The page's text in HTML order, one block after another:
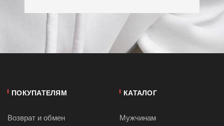
ПОКУПАТЕЛЯМ
Возврат и обмен
КАТАЛОГ
Мужчинам